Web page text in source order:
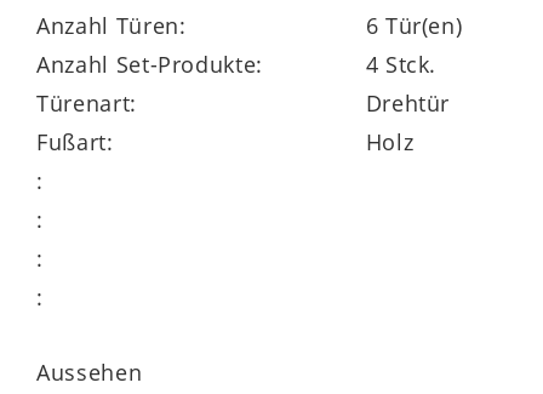
Massivholzmöbeln Made in Germany zur
Verfügung. Weitere Typen dieser Serie
erhalten Sie mit der Produktnummer
483051-0029.
Anzahl Türen:
6 Tür(en)
Anzahl Set-Produkte:
4 Stck.
Türenart:
Drehtür
Fußart:
Holz
:
:
:
:
Aussehen